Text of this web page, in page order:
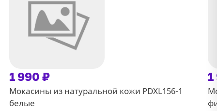
1 990 ₽
Мокасины из натуральной кожи PDXL156-1
белые